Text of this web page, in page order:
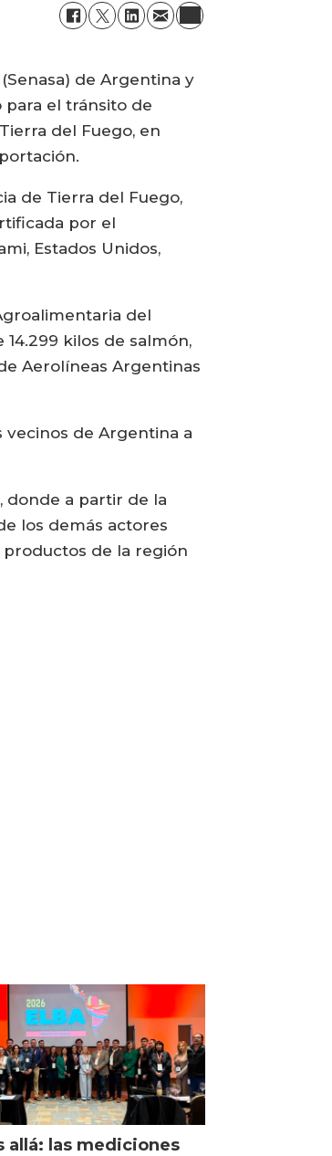
de Argentina y
para el tránsito de
del Fuego, en
de Tierra del Fuego,
por el
Estados Unidos,
del
kilos de salmón,
Aerolíneas Argentinas
vecinos de Argentina a
donde a partir de la
los demás actores
productos de la región
allá: las mediciones